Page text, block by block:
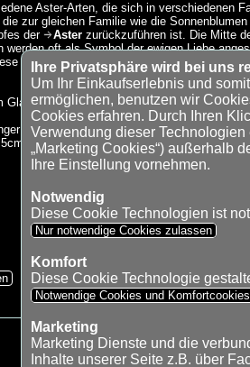
Ihre Privatsphäre wird bei uns
Um Ihr Einkaufserlebnis und
ermöglichen, benutzen wir
Cookies erfahren. Durch Ihren
Verwendung dieser
„Marketing Cookies“) außerhalb
Ihre Einstellung vornehmen.
Notwendig
Diese Cookie Technologien ist
Nur notwendige Cookies zulassen
Komfort
Diese Cookie Technologie
Notwendige Cookies und
Marketing
Marketing Dienste und die
Inhalte unserer Seite z.B. über
Aster-Arten, die sich in verschiedenen
zur gleichen Familie wie die
der
Aster zurückzuführen ist. Die Mitte
werden oft als Symbol der ewigen Liebe
Blumen sind nicht nur schön und vielfältig,
und einer 24-karätigen Vergoldung
0.76" L
Alle Marken-, Produkt- und